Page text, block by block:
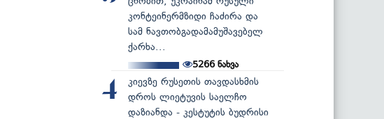
კონტეინერმზიდი ჩაძირა და
სამ ნავთობგადამამუშავებელ
ქარხა...
5266ნახვა
4
კიევზე რუსეთის თავდასხმის
დროს ლიეტუვის საელჩო
დაზიანდა - კესტუტის ბუდრისი